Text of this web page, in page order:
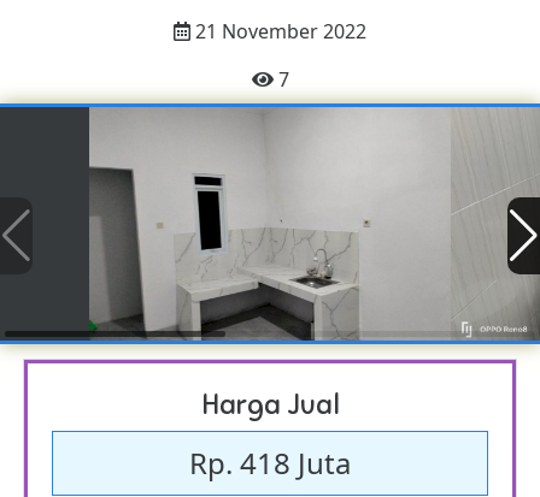
21 November 2022
7
Harga Jual
Rp. 418 Juta